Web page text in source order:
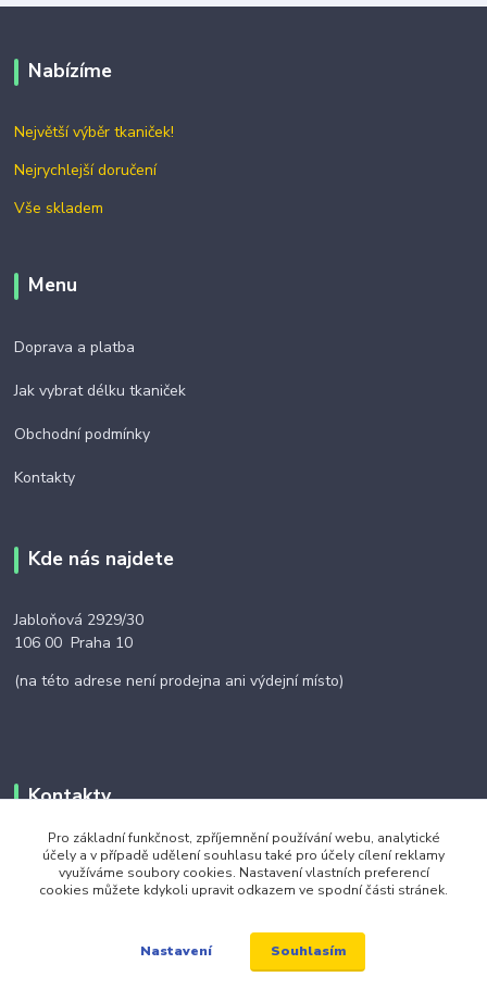
Nabízíme
Největší výběr tkaniček!
Nejrychlejší doručení
Vše skladem
Menu
Doprava a platba
Jak vybrat délku tkaniček
Obchodní podmínky
Kontakty
Kde nás najdete
Jabloňová 2929/30
106 00 Praha 10
(na této adrese není prodejna ani výdejní místo)
Kontakty
+420 703 024 309
Pro základní funkčnost, zpříjemnění používání webu, analytické
účely a v případě udělení souhlasu také pro účely cílení reklamy
využíváme soubory cookies. Nastavení vlastních preferencí
cookies můžete kdykoli upravit odkazem ve spodní části stránek.
Nastavení Souhlasím